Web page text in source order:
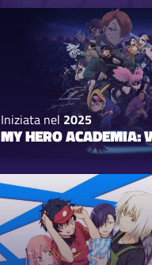
Iniziata nel 2025
MY HERO ACADEMIA: